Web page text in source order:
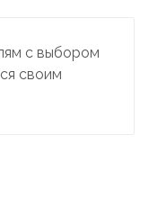
с выбором
своим